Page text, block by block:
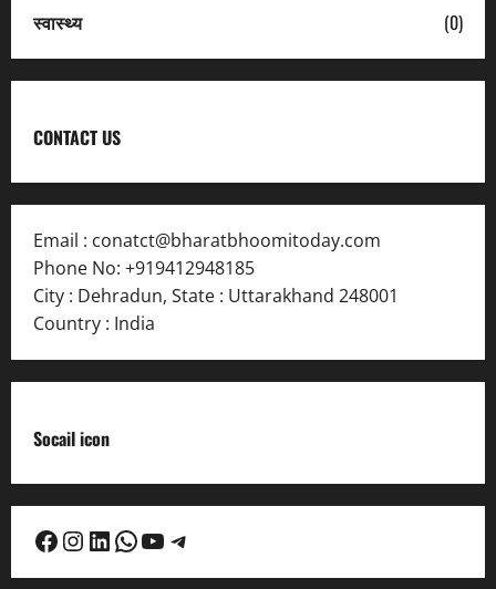
स्वास्थ्य
(0)
CONTACT US
Email : conatct@bharatbhoomitoday.com
Phone No: +919412948185
City : Dehradun, State : Uttarakhand 248001
Country : India
Socail icon
Facebook
Instagram
LinkedIn
WhatsApp
YouTube
Telegram